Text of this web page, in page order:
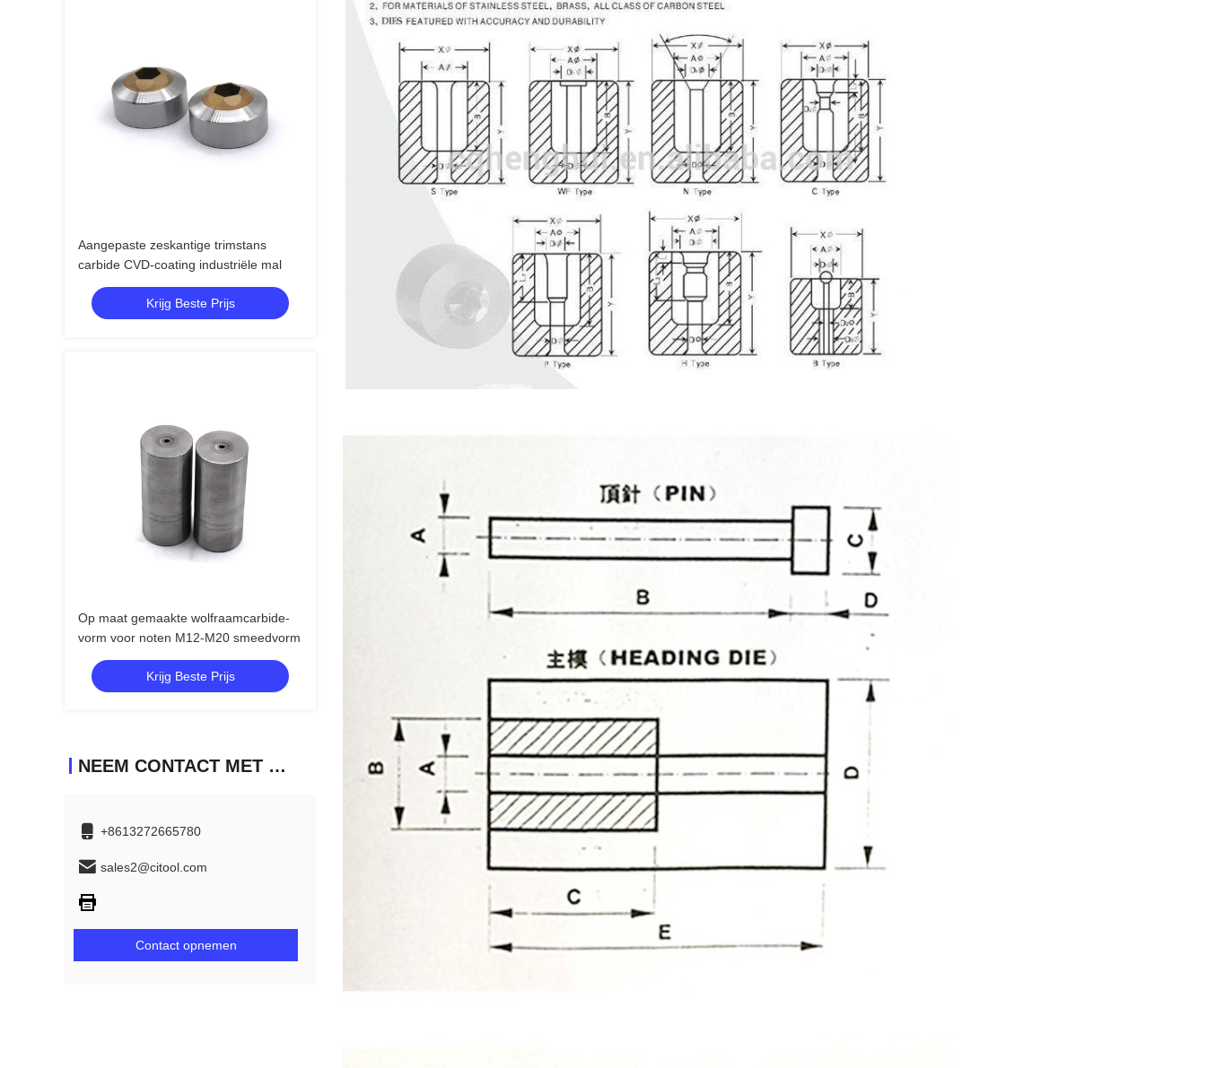
Aangepaste zeskantige trimstans
carbide CVD-coating industriële mal
Krijg Beste Prijs
Op maat gemaakte wolfraamcarbide-
vorm voor noten M12-M20 smeedvorm
Krijg Beste Prijs
NEEM CONTACT MET ONS OP
+8613272665780
sales2@citool.com
Contact opnemen